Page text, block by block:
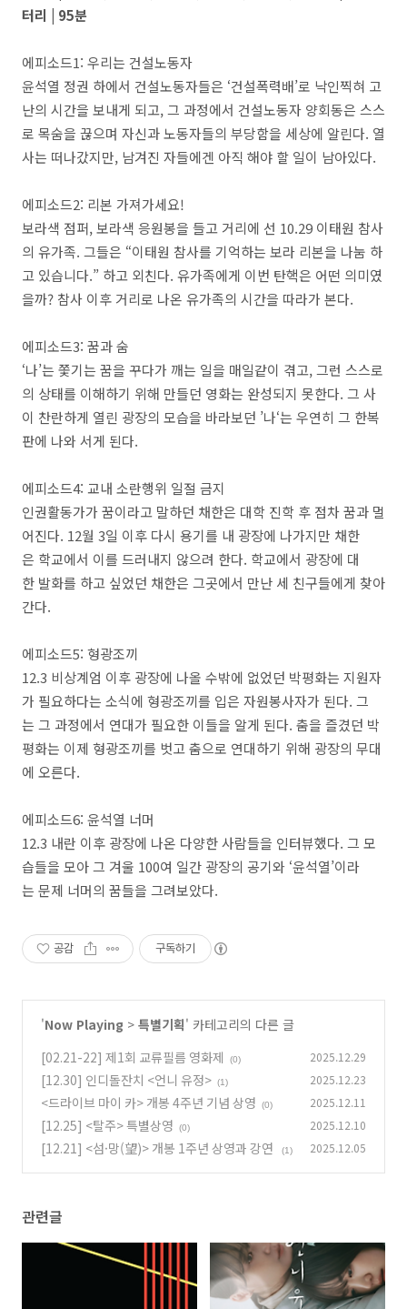
터리 | 95분
에피소드1: 우리는 건설노동자
윤석열 정권 하에서 건설노동자들은 ‘건설폭력배’로 낙인찍혀 고
난의 시간을 보내게 되고, 그 과정에서 건설노동자 양회동은 스스
로 목숨을 끊으며 자신과 노동자들의 부당함을 세상에 알린다. 열
사는 떠나갔지만, 남겨진 자들에겐 아직 해야 할 일이 남아있다.
에피소드2: 리본 가져가세요!
보라색 점퍼, 보라색 응원봉을 들고 거리에 선 10.29 이태원 참사
의 유가족. 그들은 “이태원 참사를 기억하는 보라 리본을 나눔 하
고 있습니다.” 하고 외친다. 유가족에게 이번 탄핵은 어떤 의미였
을까? 참사 이후 거리로 나온 유가족의 시간을 따라가 본다.
에피소드3: 꿈과 숨
‘나’는 쫓기는 꿈을 꾸다가 깨는 일을 매일같이 겪고, 그런 스스로
의 상태를 이해하기 위해 만들던 영화는 완성되지 못한다. 그 사
이 찬란하게 열린 광장의 모습을 바라보던 ’나‘는 우연히 그 한복
판에 나와 서게 된다.
에피소드4: 교내 소란행위 일절 금지
인권활동가가 꿈이라고 말하던 채한은 대학 진학 후 점차 꿈과 멀
어진다. 12월 3일 이후 다시 용기를 내 광장에 나가지만 채한
은 학교에서 이를 드러내지 않으려 한다. 학교에서 광장에 대
한 발화를 하고 싶었던 채한은 그곳에서 만난 세 친구들에게 찾아
간다.
에피소드5: 형광조끼
12.3 비상계엄 이후 광장에 나올 수밖에 없었던 박평화는 지원자
가 필요하다는 소식에 형광조끼를 입은 자원봉사자가 된다. 그
는 그 과정에서 연대가 필요한 이들을 알게 된다. 춤을 즐겼던 박
평화는 이제 형광조끼를 벗고 춤으로 연대하기 위해 광장의 무대
에 오른다.
에피소드6: 윤석열 너머
12.3 내란 이후 광장에 나온 다양한 사람들을 인터뷰했다. 그 모
습들을 모아 그 겨울 100여 일간 광장의 공기와 ‘윤석열’이라
는 문제 너머의 꿈들을 그려보았다.
공감 구독하기
'Now Playing > 특별기획' 카테고리의 다른 글
[02.21-22] 제1회 교류필름 영화제
(0) 2025.12.29
[12.30] 인디돌잔치 <언니 유정> (1) 2025.12.23
<드라이브 마이 카> 개봉 4주년 기념 상영 (0) 2025.12.11
[12.25] <탈주> 특별상영 (0) 2025.12.10
[12.21] <섬·망(望)> 개봉 1주년 상영과 강연 (1) 2025.12.05
관련글